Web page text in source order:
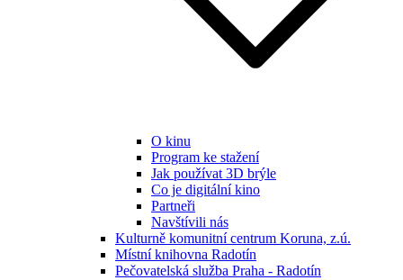
O kinu
Program ke stažení
Jak používat 3D brýle
Co je digitální kino
Partneři
Navštívili nás
Kulturně komunitní centrum Koruna, z.ú.
Místní knihovna Radotín
Pečovatelská služba Praha - Radotín